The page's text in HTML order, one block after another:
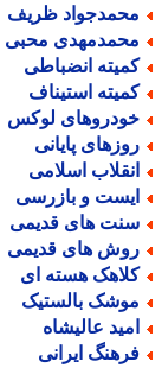
ظریف
محبی
انضباطی
استیناف
لوکس
پایانی
اسلامی
و بازرسی
های قدیمی
های قدیمی
هسته ای
بالستیک
عالیشاه
ایرانی